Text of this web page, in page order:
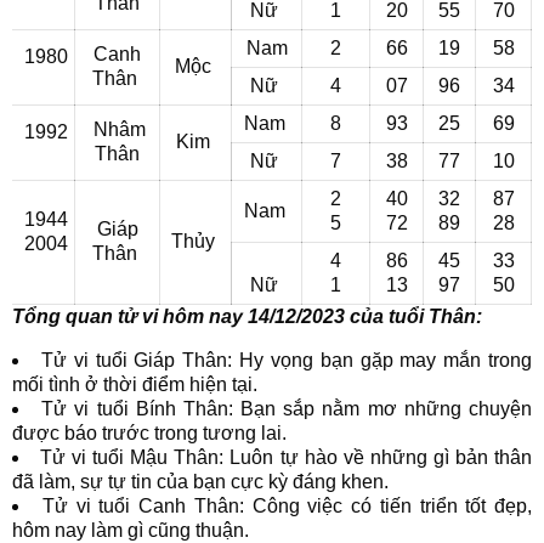
Nữ
1 20 55 70
1980
Canh
Thân
Mộc
Nam 2 66 19
58
Nữ
4 07 96 34
1992
Nhâm
Thân
Kim
Nam 8 93 25
69
Nữ
7 38 77 10
1944
2004
Giáp
Thân
Thủy
Nam
2
5
40
72
32
89
87
28
Nữ
4
1
86
13
45
97
33
50
Tổng quan tử vi hôm nay 14/12/2023 của tuổi Thân:
Tử vi tuổi Giáp Thân: Hy vọng bạn gặp may mắn trong
mối tình ở thời điểm hiện tại.
Tử vi tuổi Bính Thân: Bạn sắp nằm mơ những chuyện
được báo trước trong tương lai.
Tử vi tuổi Mậu Thân: Luôn tự hào về những gì bản thân
đã làm, sự tự tin của bạn cực kỳ đáng khen.
Tử vi tuổi Canh Thân: Công việc có tiến triển tốt đẹp,
hôm nay làm gì cũng thuận.